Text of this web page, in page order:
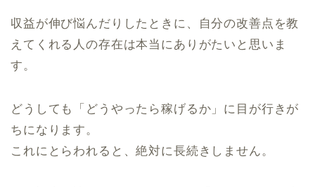
収益が伸び悩んだりしたときに、自分の改善点を教
えてくれる人の存在は本当にありがたいと思いま
す。
どうしても「どうやったら稼げるか」に目が行きが
ちになります。
これにとらわれると、絶対に長続きしません。